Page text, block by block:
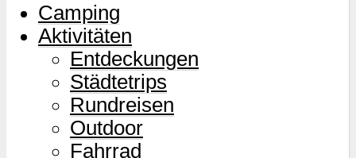
Camping
Aktivitäten
Entdeckungen
Städtetrips
Rundreisen
Outdoor
Fahrrad